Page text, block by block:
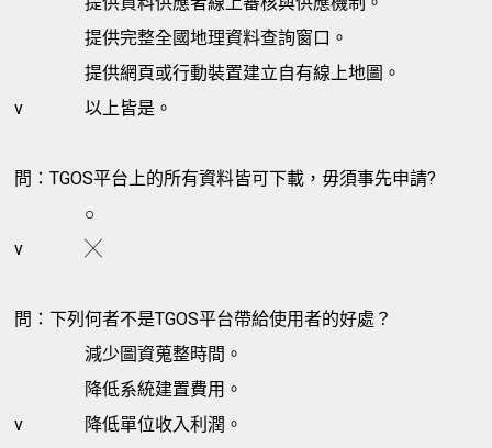
提供完整全國地理資料查詢窗口。
提供網頁或行動裝置建立自有線上地圖。
v
以上皆是。
問：TGOS平台上的所有資料皆可下載，毋須事先申請?
○
v
╳
問：下列何者不是TGOS平台帶給使用者的好處？
減少圖資蒐整時間。
降低系統建置費用。
v
降低單位收入利潤。